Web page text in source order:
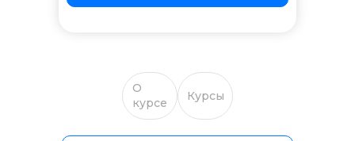
О
курсе
Курсы